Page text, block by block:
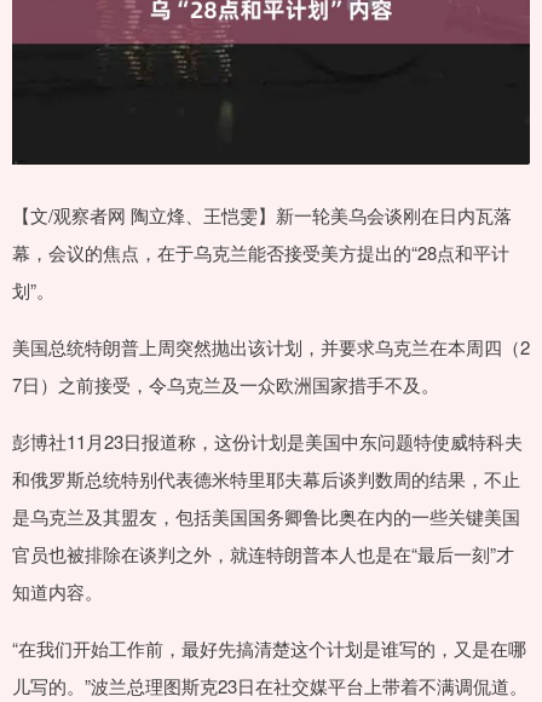
【文/观察者网 陶立烽、王恺雯】新一轮美乌会谈刚在日内瓦落
幕，会议的焦点，在于乌克兰能否接受美方提出的“28点和平计
划”。
美国总统特朗普上周突然抛出该计划，并要求乌克兰在本周四（2
7日）之前接受，令乌克兰及一众欧洲国家措手不及。
彭博社11月23日报道称，这份计划是美国中东问题特使威特科夫
和俄罗斯总统特别代表德米特里耶夫幕后谈判数周的结果，不止
是乌克兰及其盟友，包括美国国务卿鲁比奥在内的一些关键美国
官员也被排除在谈判之外，就连特朗普本人也是在“最后一刻”才
知道内容。
“在我们开始工作前，最好先搞清楚这个计划是谁写的，又是在哪
儿写的。”波兰总理图斯克23日在社交媒平台上带着不满调侃道。